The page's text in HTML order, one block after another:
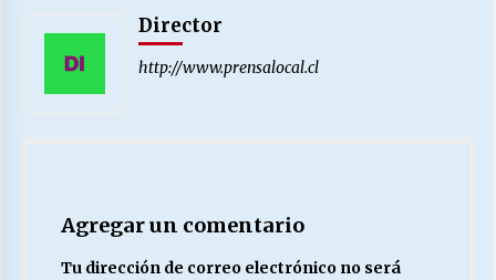
Director
http://www.prensalocal.cl
Agregar un comentario
Tu dirección de correo electrónico no será